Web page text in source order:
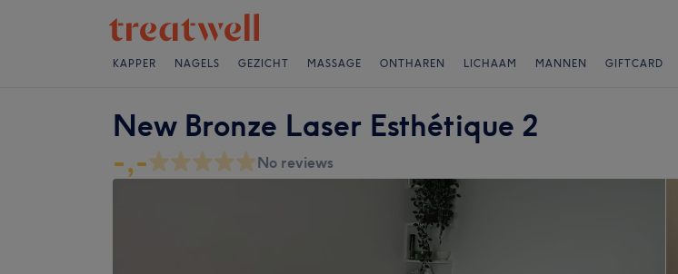
KAPPER NAGELS GEZICHT MASSAGE ONTHAREN LICHAAM MANNEN GIFTCARD
New Bronze Laser Esthétique 2
-,- No reviews